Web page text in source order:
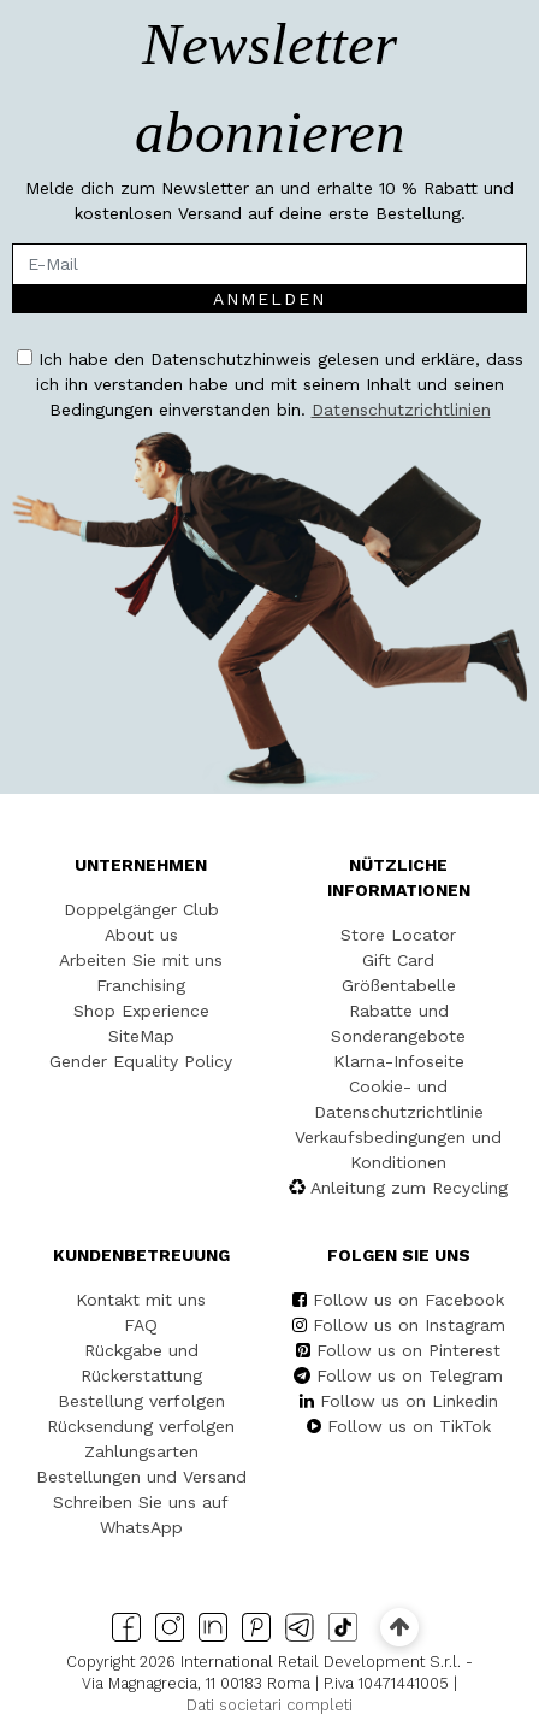
Newsletter
abonnieren
Melde dich zum Newsletter an und erhalte 10 % Rabatt und
kostenlosen Versand auf deine erste Bestellung.
ANMELDEN
Ich habe den Datenschutzhinweis gelesen und erkläre, dass
ich ihn verstanden habe und mit seinem Inhalt und seinen
Bedingungen einverstanden bin. Datenschutzrichtlinien
UNTERNEHMEN
Doppelgänger Club
About us
Arbeiten Sie mit uns
Franchising
Shop Experience
SiteMap
Gender Equality Policy
NÜTZLICHE
INFORMATIONEN
Store Locator
Gift Card
Größentabelle
Rabatte und
Sonderangebote
Klarna-Infoseite
Cookie- und
Datenschutzrichtlinie
Verkaufsbedingungen und
Konditionen
Anleitung zum Recycling
KUNDENBETREUUNG
Kontakt mit uns
FAQ
Rückgabe und
Rückerstattung
Bestellung verfolgen
Rücksendung verfolgen
Zahlungsarten
Bestellungen und Versand
Schreiben Sie uns auf
WhatsApp
FOLGEN SIE UNS
Follow us on Facebook
Follow us on Instagram
Follow us on Pinterest
Follow us on Telegram
Follow us on Linkedin
Follow us on TikTok
Copyright 2026 International Retail Development S.r.l. -
Via Magnagrecia, 11 00183 Roma | P.iva 10471441005 |
Dati societari completi